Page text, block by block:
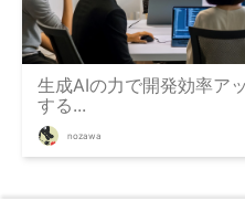
生成AIの力で開発効率ア
する...
nozawa